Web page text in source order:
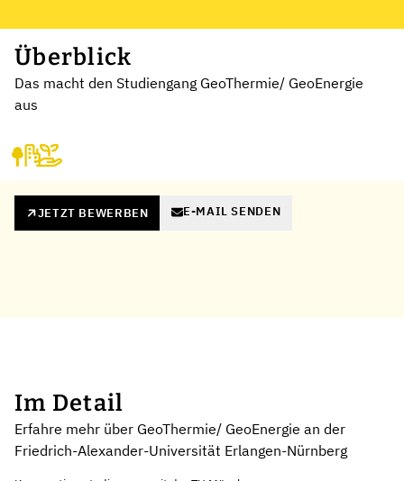
Überblick
Das macht den Studiengang GeoThermie/ GeoEnergie
aus
JETZT BEWERBEN E-MAIL SENDEN
Im Detail
Erfahre mehr über GeoThermie/ GeoEnergie an der
Friedrich-Alexander-Universität Erlangen-Nürnberg